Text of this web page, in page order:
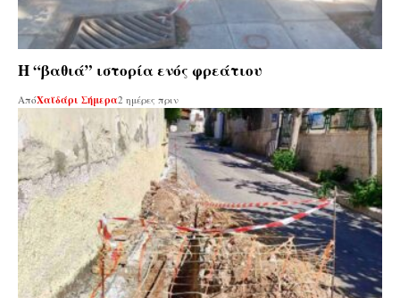
Η “βαθιά” ιστορία ενός φρεάτιου
ΑπόΧαϊδάρι Σήμερα2 ημέρες πριν